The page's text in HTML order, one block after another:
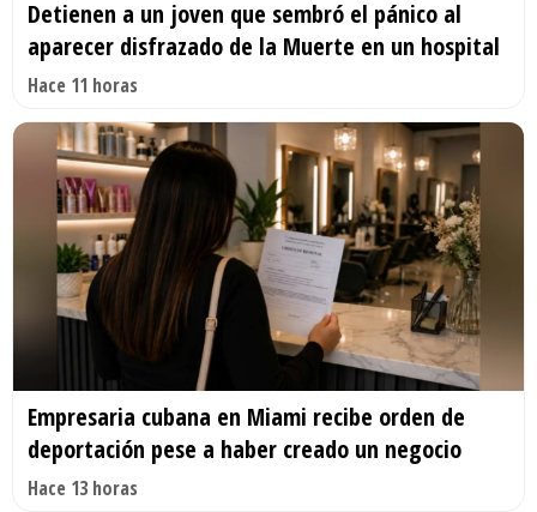
Detienen a un joven que sembró el pánico al
aparecer disfrazado de la Muerte en un hospital
Hace 11 horas
Empresaria cubana en Miami recibe orden de
deportación pese a haber creado un negocio
Hace 13 horas